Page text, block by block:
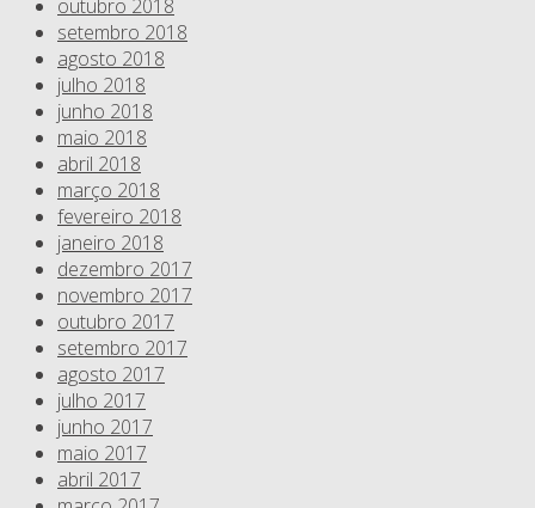
outubro 2018
setembro 2018
agosto 2018
julho 2018
junho 2018
maio 2018
abril 2018
março 2018
fevereiro 2018
janeiro 2018
dezembro 2017
novembro 2017
outubro 2017
setembro 2017
agosto 2017
julho 2017
junho 2017
maio 2017
abril 2017